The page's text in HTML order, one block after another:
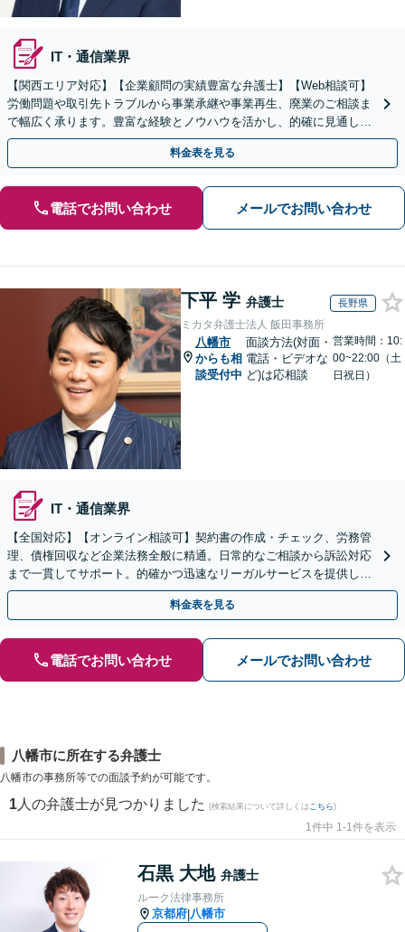
IT・通信業界
【関西エリア対応】【企業顧問の実績豊富な弁護士】【Web相談可】
労働問題や取引先トラブルから事業承継や事業再生、廃業のご相談ま
で幅広く承ります。豊富な経験とノウハウを活かし、的確に見通しを
立て先手を打った対応が強みです。顧問契約の実績も多数
料金表を見る
電話でお問い合わせ メールでお問い合わせ
下平 学 弁護士 長野県
ミカタ弁護士法人 飯田事務所
八幡市
からも相
談受付中
面談方法(対面・
電話・ビデオな
ど)は応相談
営業時間：10:
00~22:00（土
日祝日）
IT・通信業界
【全国対応】【オンライン相談可】契約書の作成・チェック、労務管
理、債権回収など企業法務全般に精通。日常的なご相談から訴訟対応
まで一貫してサポート。的確かつ迅速なリーガルサービスを提供しま
す。【初回相談無料】【休日・夜間相談可】
料金表を見る
電話でお問い合わせ メールでお問い合わせ
八幡市に所在する弁護士
八幡市の事務所等での面談予約が可能です。
1 人の弁護士が見つかりました (検索結果について詳しくは こちら)
1件中 1-1件を表示
石黒 大地 弁護士
ルーク法律事務所
京都府|八幡市